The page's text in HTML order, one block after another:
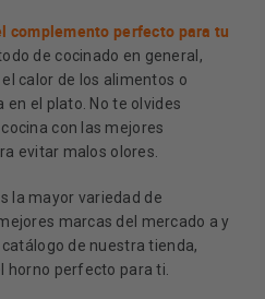
complemento perfecto para tu
de cocinado en general,
calor de los alimentos o
el plato. No te olvides
con las mejores
evitar malos olores.
la mayor variedad de
marcas del mercado a y
de nuestra tienda,
horno perfecto para ti.